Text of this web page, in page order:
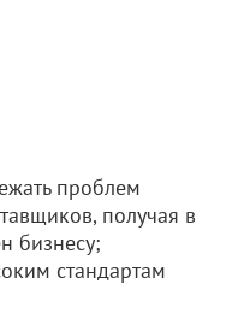
проблем
получая в
бизнесу;
стандартам